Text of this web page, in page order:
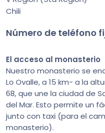
Chili
Número de teléfono
El acceso al monasterio
Nuestro monasterio se
Lo Ovalle, a 15 km- a la
68, que une la ciudad de
del Mar. Esto permite un
junto con taxi (para el
monasterio).